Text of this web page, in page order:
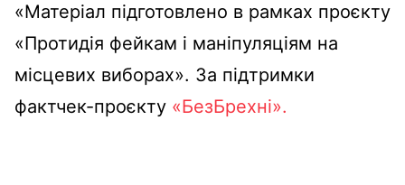
«Матеріал підготовлено в рамках проєкту
«Протидія фейкам і маніпуляціям на
місцевих виборах». За підтримки
фактчек-проєкту «БезБрехні».